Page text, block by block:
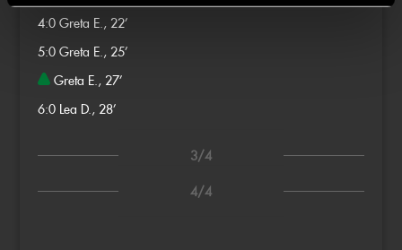
4:0 Greta E., 22’
5:0 Greta E., 25’
Greta E., 27’
6:0 Lea D., 28’
3/4
4/4